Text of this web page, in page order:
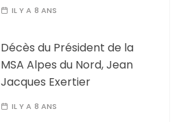
IL Y A 8 ANS
Décès du Président de la
MSA Alpes du Nord, Jean
Jacques Exertier
IL Y A 8 ANS